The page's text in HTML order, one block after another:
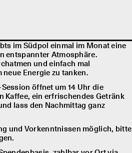
im Südpol einmal im Monat eine
entspannter Atmosphäre.
und einfach mal
Energie zu tanken.
öffnet um 14 Uhr die
Kaffee, ein erfrischendes Getränk
lass den Nachmittag ganz
und Vorkenntnissen möglich, bitte